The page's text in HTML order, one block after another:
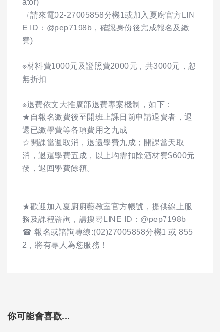
ator)
（請來電02-27005858分機1或加入夏廚官方LIN
E ID：@pep7198b，確認身份後完成報名及繳
費)
※材料費1000元及證照費2000元，共3000元，恕
無折扣
※退費依文大推廣部退費專案機制，如下：
★自報名繳費後至開班上課日前申請退費者，退
還已繳學費等各項費用之九成
☆開課當週取消，退還學費九成；開課當天取
消，退還學費五成，以上均需扣除酒材費$600元
後，退回學費餘額。
★歡迎加入夏廚廚藝教室官方帳號，提供線上服
務及課程諮詢，請搜尋LINE ID：@pep7198b
☎ 報名或諮詢專線:(02)27005858分機1 或 855
2，將有專人為您服務！
你可能會喜歡...